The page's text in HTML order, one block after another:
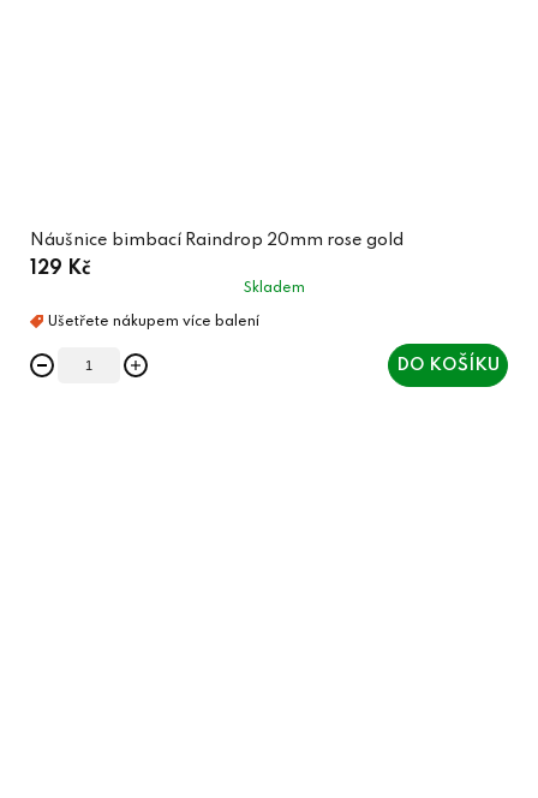
Náušnice bimbací Raindrop 20mm rose gold
129 Kč
Skladem
DO KOŠÍKU